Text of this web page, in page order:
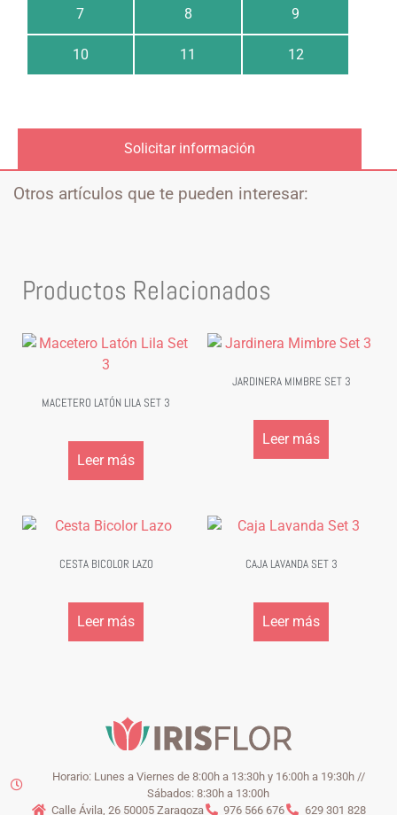
7 8 9
10 11 12
Solicitar información
Otros artículos que te pueden interesar:
Productos Relacionados
MACETERO LATÓN LILA SET 3
Leer más
JARDINERA MIMBRE SET 3
Leer más
CESTA BICOLOR LAZO
Leer más
CAJA LAVANDA SET 3
Leer más
Horario: Lunes a Viernes de 8:00h a 13:30h y 16:00h a 19:30h //
Sábados: 8:30h a 13:00h
Calle Ávila, 26 50005 Zaragoza
976 566 676 629 301 828